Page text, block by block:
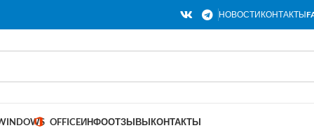
НОВОСТИКОНТАКТЫ
OFFICEИНФООТЗЫВЫКОНТАКТЫ